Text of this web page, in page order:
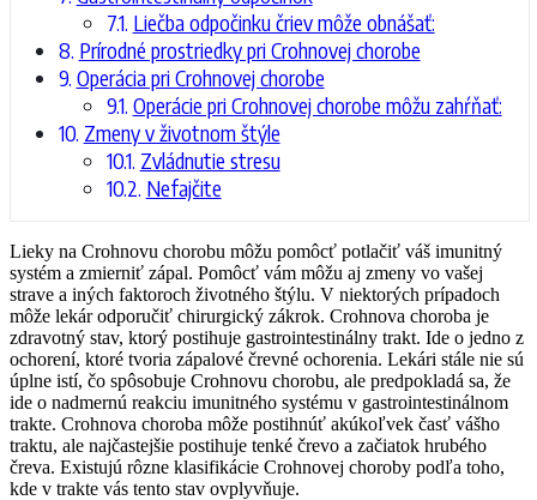
Liečba odpočinku čriev môže obnášať:
Prírodné prostriedky pri Crohnovej chorobe
Operácia pri Crohnovej chorobe
Operácie pri Crohnovej chorobe môžu zahŕňať:
Zmeny v životnom štýle
Zvládnutie stresu
Nefajčite
Lieky na Crohnovu chorobu môžu pomôcť potlačiť váš imunitný
systém a zmierniť zápal. Pomôcť vám môžu aj zmeny vo vašej
strave a iných faktoroch životného štýlu. V niektorých prípadoch
môže lekár odporučiť chirurgický zákrok. Crohnova choroba je
zdravotný stav, ktorý postihuje gastrointestinálny trakt. Ide o jedno z
ochorení, ktoré tvoria zápalové črevné ochorenia. Lekári stále nie sú
úplne istí, čo spôsobuje Crohnovu chorobu, ale predpokladá sa, že
ide o nadmernú reakciu imunitného systému v gastrointestinálnom
trakte. Crohnova choroba môže postihnúť akúkoľvek časť vášho
traktu, ale najčastejšie postihuje tenké črevo a začiatok hrubého
čreva. Existujú rôzne klasifikácie Crohnovej choroby podľa toho,
kde v trakte vás tento stav ovplyvňuje.